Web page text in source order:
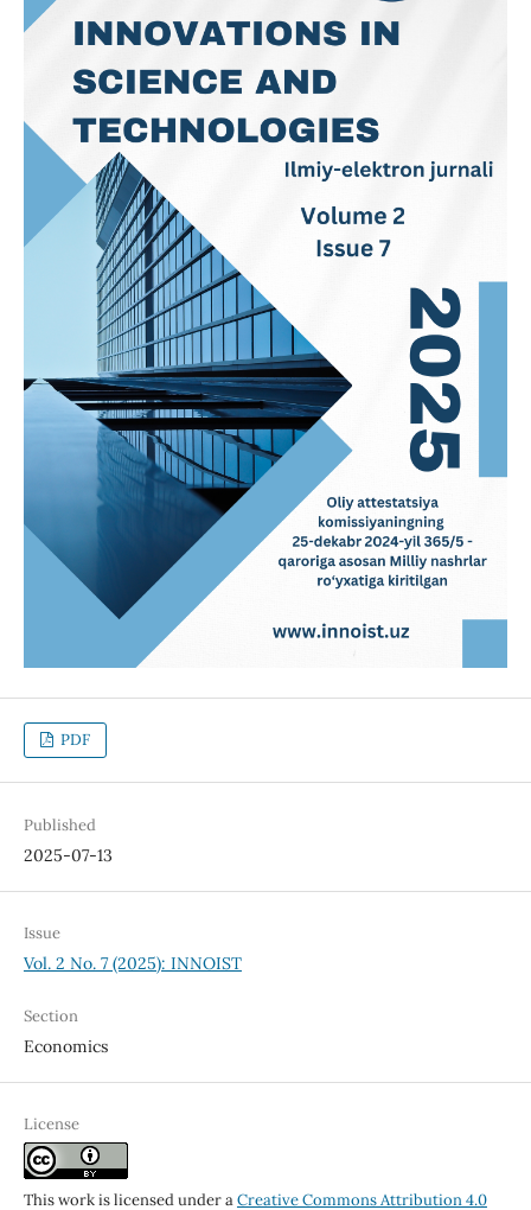
PDF
Published
2025-07-13
Issue
Vol. 2 No. 7 (2025): INNOIST
Section
Economics
License
This work is licensed under aCreative Commons Attribution 4.0